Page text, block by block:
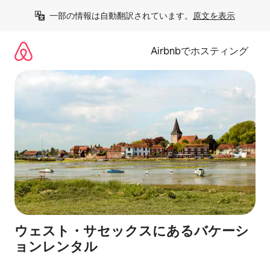
一部の情報は自動翻訳されています。 原文を表示
Airbnbでホスティング
ウェスト・サセックスにあるバケーシ
ョンレンタル